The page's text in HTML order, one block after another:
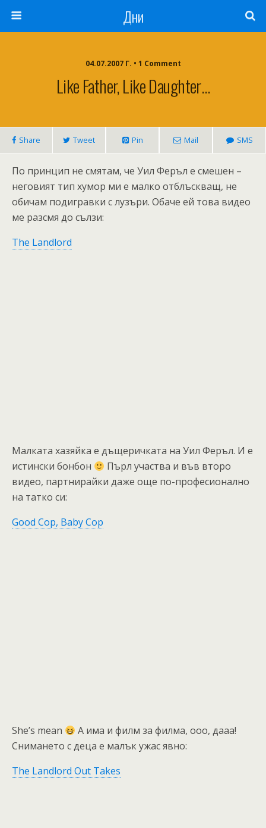
Дни
04.07.2007 Г. • 1 Comment
Like Father, Like Daughter…
Share Tweet Pin Mail SMS
По принцип не смятам, че Уил Феръл е смешен –
неговият тип хумор ми е малко отблъскващ, не
обичам подигравки с лузъри. Обаче ей това видео
ме разсмя до сълзи:
The Landlord
Малката хазяйка е дъщеричката на Уил Феръл. И е
истински бонбон
Пърл участва и във второ
видео, партнирайки даже още по-професионално
на татко си:
Good Cop, Baby Cop
She’s mean
А има и филм за филма, ооо, дааа!
Снимането с деца е малък ужас явно:
The Landlord Out Takes